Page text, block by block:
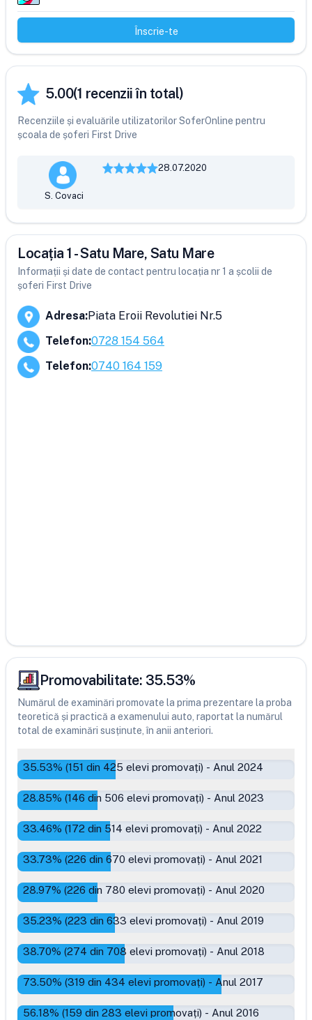
Înscrie-te
5.00(1 recenzii în total)
Recenziile și evaluările utilizatorilor SoferOnline pentru
școala de șoferi First Drive
S. Covaci
28.07.2020
Locația 1 - Satu Mare, Satu Mare
Informații și date de contact pentru locația nr 1 a școlii de
șoferi First Drive
Adresa:Piata Eroii Revolutiei Nr.5
Telefon:0728 154 564
Telefon:0740 164 159
Promovabilitate: 35.53%
Numărul de examinări promovate la prima prezentare la proba
teoretică și practică a examenului auto, raportat la numărul
total de examinări susținute, în anii anteriori.
35.53% (151 din 425 elevi promovați) - Anul 2024
28.85% (146 din 506 elevi promovați) - Anul 2023
33.46% (172 din 514 elevi promovați) - Anul 2022
33.73% (226 din 670 elevi promovați) - Anul 2021
28.97% (226 din 780 elevi promovați) - Anul 2020
35.23% (223 din 633 elevi promovați) - Anul 2019
38.70% (274 din 708 elevi promovați) - Anul 2018
73.50% (319 din 434 elevi promovați) - Anul 2017
56.18% (159 din 283 elevi promovați) - Anul 2016